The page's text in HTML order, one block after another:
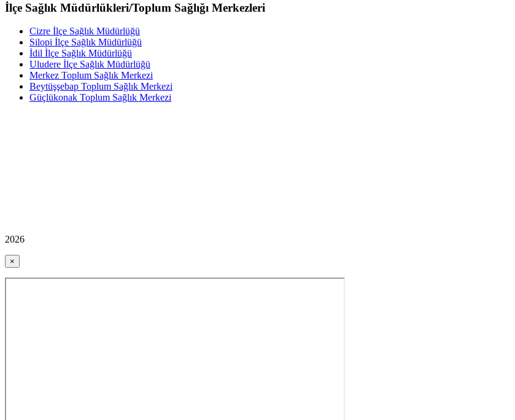
İlçe Sağlık Müdürlükleri/Toplum Sağlığı Merkezleri
Cizre İlçe Sağlık Müdürlüğü
Silopi İlçe Sağlık Müdürlüğü
İdil İlçe Sağlık Müdürlüğü
Uludere İlçe Sağlık Müdürlüğü
Merkez Toplum Sağlık Merkezi
Beytüşşebap Toplum Sağlık Merkezi
Güçlükonak Toplum Sağlık Merkezi
2026
×